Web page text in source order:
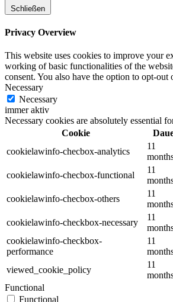
Schließen
Privacy Overview
This website uses cookies to improve your
working of basic functionalities of the
consent. You also have the option to opt-
Necessary
Necessary
immer aktiv
Necessary cookies are absolutely essential
Cookie
cookielawinfo-checbox-analytics
11
cookielawinfo-checbox-functional
11
cookielawinfo-checbox-others
11
cookielawinfo-checkbox-necessary
11
cookielawinfo-checkbox-
performance
11
viewed_cookie_policy
11
Functional
Functional